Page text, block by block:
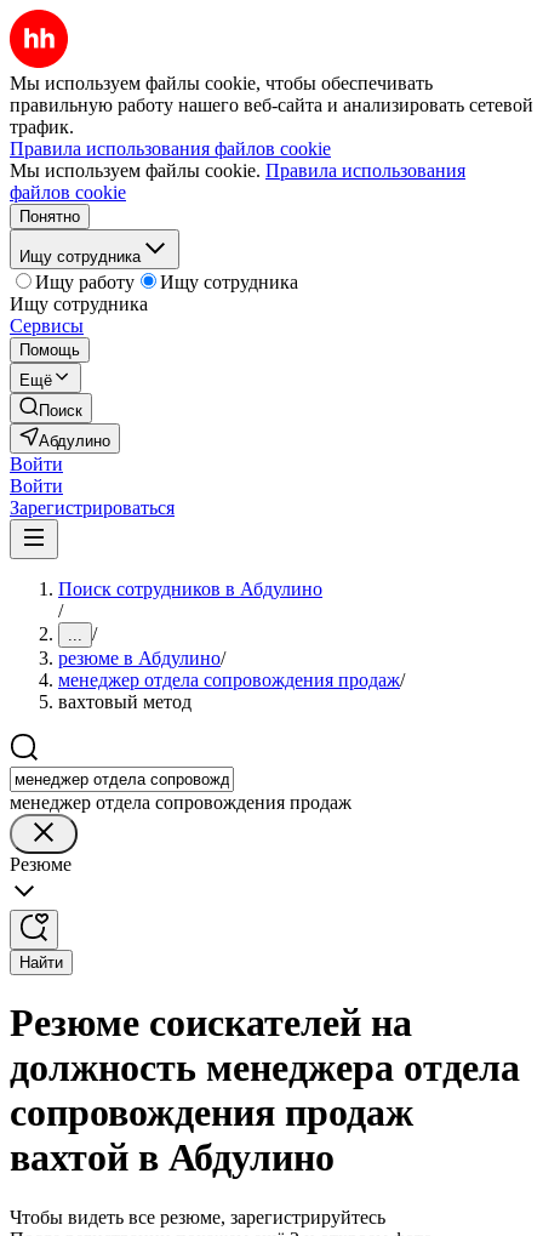
Мы используем файлы cookie, чтобы обеспечивать
правильную работу нашего веб-сайта и анализировать сетевой
трафик.
Правила использования файлов cookie
Мы используем файлы cookie. Правила использования
файлов cookie
Понятно
Ищу сотрудника
Ищу работу
Ищу сотрудника
Ищу сотрудника
Сервисы
Помощь
Ещё
Поиск
Абдулино
Войти
Войти
Зарегистрироваться
Поиск сотрудников в Абдулино
/
... /
резюме в Абдулино/
менеджер отдела сопровождения продаж/
вахтовый метод
менеджер отдела сопровождения продаж
Резюме
Найти
Резюме соискателей на
должность менеджера отдела
сопровождения продаж
вахтой в Абдулино
Чтобы видеть все резюме, зарегистрируйтесь